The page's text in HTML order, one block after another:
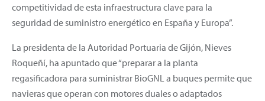
competitividad de esta infraestructura clave para la
seguridad de suministro energético en España y Europa”.
La presidenta de la Autoridad Portuaria de Gijón, Nieves
Roqueñí, ha apuntado que “preparar a la planta
regasificadora para suministrar BioGNL a buques permite que
navieras que operan con motores duales o adaptados